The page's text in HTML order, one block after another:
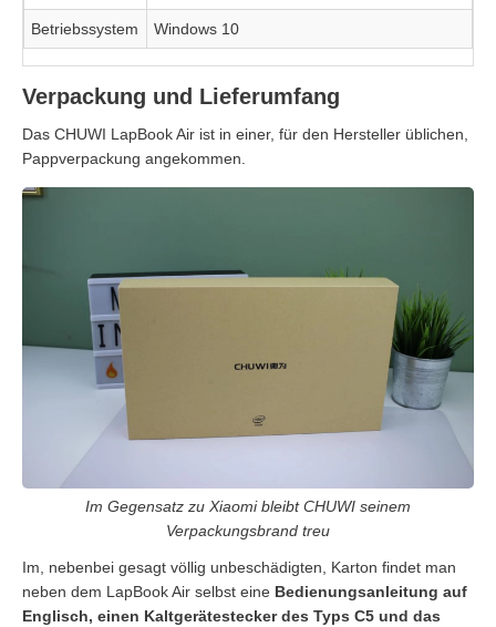
Betriebssystem Windows 10
Verpackung und Lieferumfang
Das CHUWI LapBook Air ist in einer, für den Hersteller üblichen,
Pappverpackung angekommen.
Im Gegensatz zu Xiaomi bleibt CHUWI seinem
Verpackungsbrand treu
Im, nebenbei gesagt völlig unbeschädigten, Karton findet man
neben dem LapBook Air selbst eine Bedienungsanleitung auf
Englisch, einen Kaltgerätestecker des Typs C5 und das